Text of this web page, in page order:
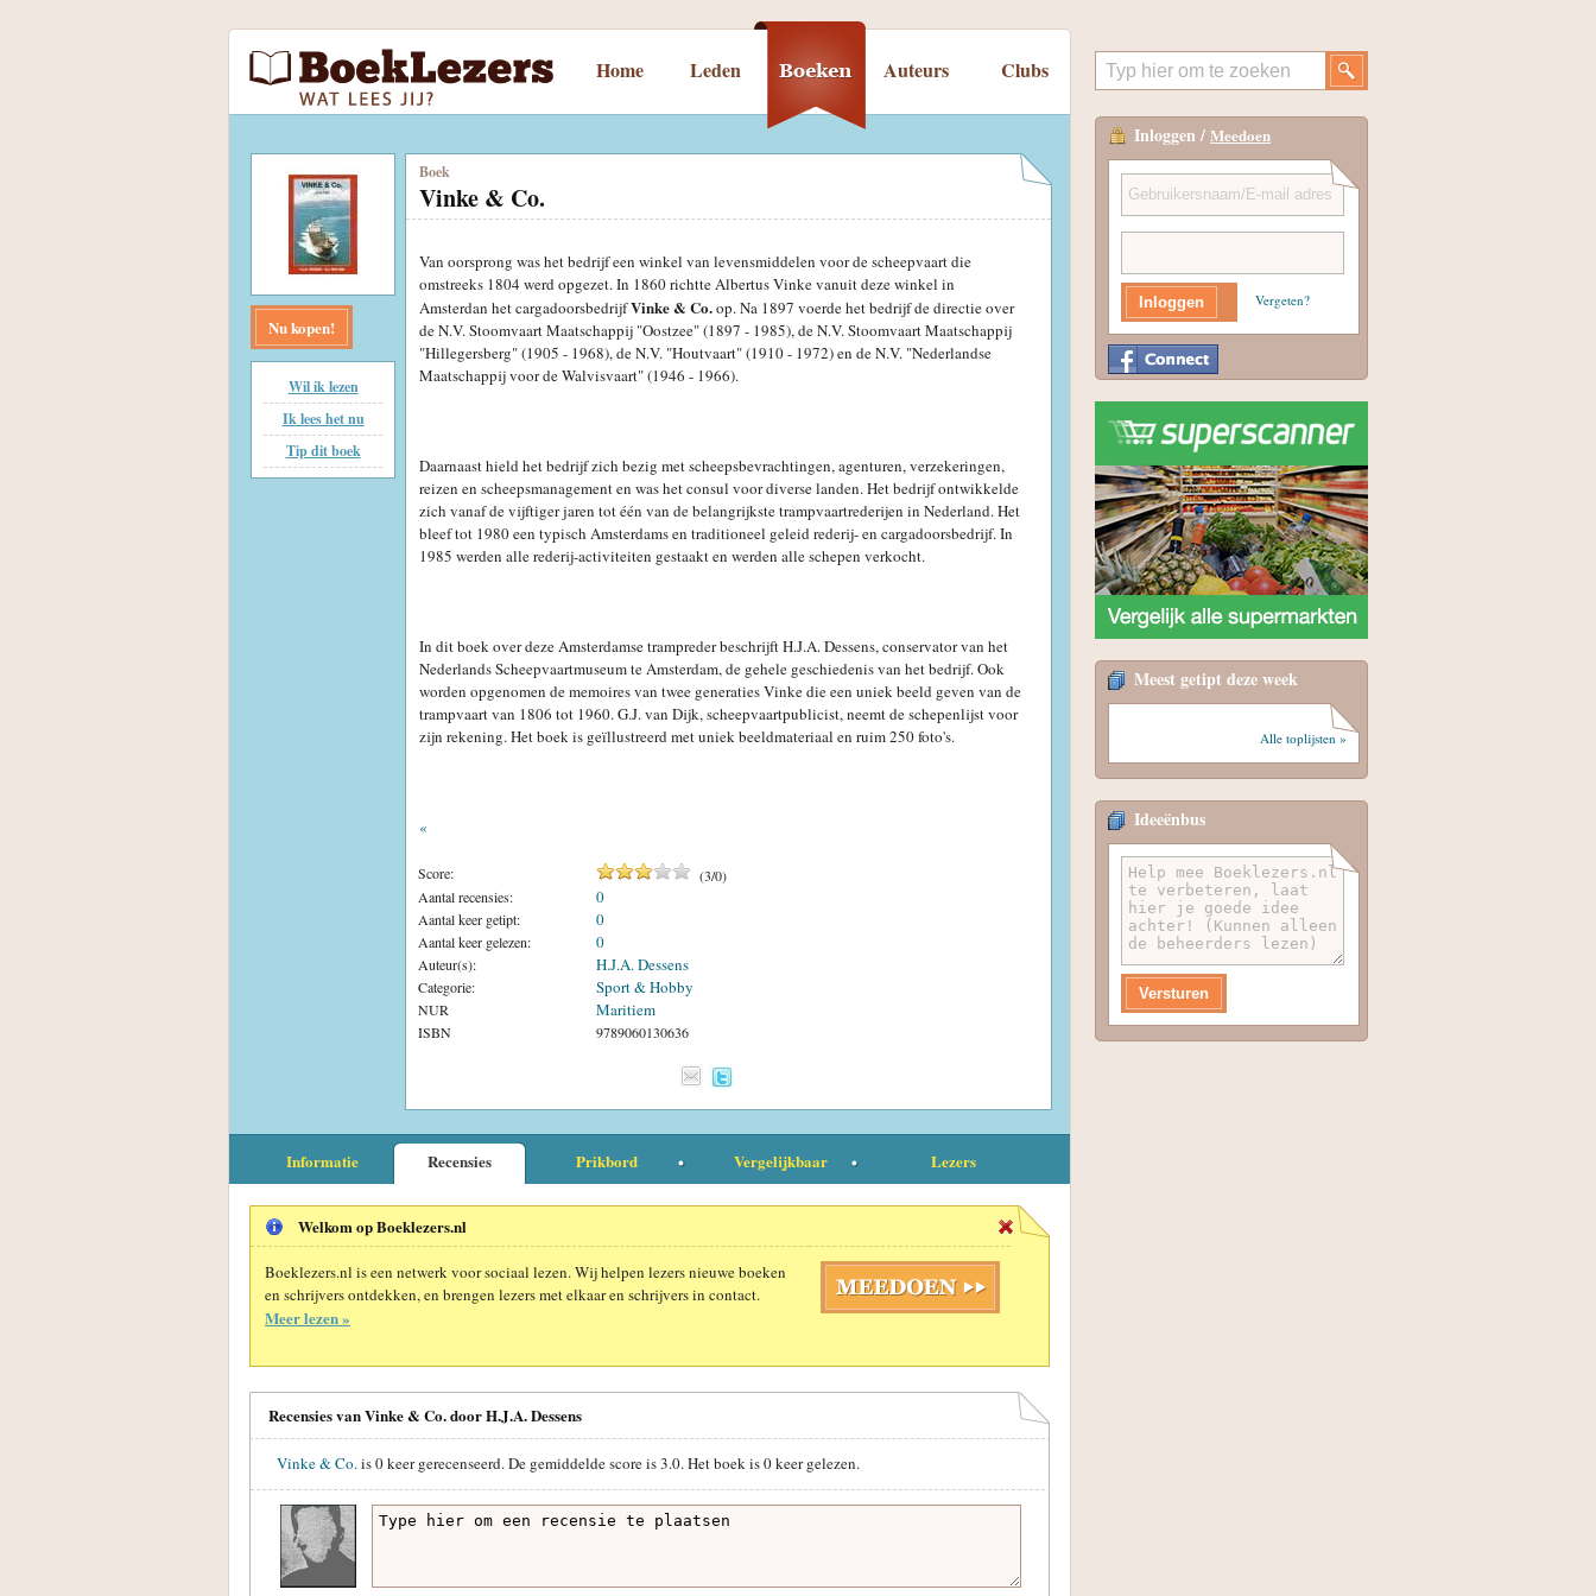
Home Leden Auteurs Clubs
Nu kopen!
Wil ik lezen
Ik lees het nu
Tip dit boek
Boek
Vinke & Co.
Van oorsprong was het bedrijf een winkel van levensmiddelen voor de scheepvaart die
omstreeks 1804 werd opgezet. In 1860 richtte Albertus Vinke vanuit deze winkel in
Amsterdan het cargadoorsbedrijfVinke & Co.op. Na 1897 voerde het bedrijf de directie over
de N.V. Stoomvaart Maatschappij "Oostzee" (1897 - 1985), de N.V. Stoomvaart Maatschappij
"Hillegersberg" (1905 - 1968), de N.V. "Houtvaart" (1910 - 1972) en de N.V. "Nederlandse
Maatschappij voor de Walvisvaart" (1946 - 1966).
Daarnaast hield het bedrijf zich bezig met scheepsbevrachtingen, agenturen, verzekeringen,
reizen en scheepsmanagement en was het consul voor diverse landen. Het bedrijf ontwikkelde
zich vanaf de vijftiger jaren tot één van de belangrijkste trampvaartrederijen in Nederland. Het
bleef tot 1980 een typisch Amsterdams en traditioneel geleid rederij- en cargadoorsbedrijf. In
1985 werden alle rederij-activiteiten gestaakt en werden alle schepen verkocht.
In dit boek over deze Amsterdamse trampreder beschrijft H.J.A. Dessens, conservator van het
Nederlands Scheepvaartmuseum te Amsterdam, de gehele geschiedenis van het bedrijf. Ook
worden opgenomen de memoires van twee generaties Vinke die een uniek beeld geven van de
trampvaart van 1806 tot 1960. G.J. van Dijk, scheepvaartpublicist, neemt de schepenlijst voor
zijn rekening. Het boek is geïllustreerd met uniek beeldmateriaal en ruim 250 foto's.
«
Score: (3/0)
Aantal recensies:
0
Aantal keer getipt: 0
Aantal keer gelezen: 0
Auteur(s): H.J.A. Dessens
Categorie: Sport & Hobby
NUR Maritiem
ISBN 9789060130636
Informatie Recensies Prikbord Vergelijkbaar Lezers
Welkom op Boeklezers.nl
Boeklezers.nl is een netwerk voor sociaal lezen. Wij helpen lezers nieuwe boeken
en schrijvers ontdekken, en brengen lezers met elkaar en schrijvers in contact.
Meer lezen »
Recensies van Vinke & Co. door H.J.A. Dessens
Vinke & Co. is0keer gerecenseerd. De gemiddelde score is3.0. Het boek is0keer gelezen.
Inloggen / Meedoen
Vergeten?
Meest getipt deze week
Alle toplijsten »
Ideeënbus